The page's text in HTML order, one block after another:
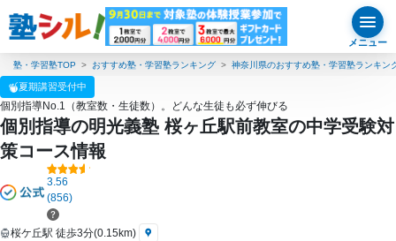
メニュー
塾・学習塾TOP おすすめ塾・学習塾ランキング 神奈川県のおすすめ塾・学習塾ランキン
夏期講習受付中
個別指導No.1（教室数・生徒数）。どんな生徒も必ず伸びる
個別指導の明光義塾 桜ヶ丘駅前教室の中学受験対
策コース情報
3.56
(856)
桜ケ丘駅 徒歩3分(0.15km)